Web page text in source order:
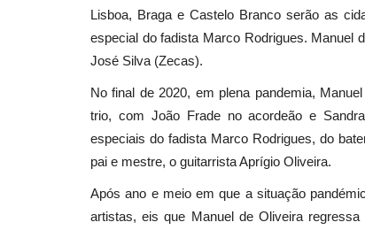
Lisboa, Braga e Castelo Branco serão as
especial do fadista Marco Rodrigues. Manuel
José Silva (Zecas).
No final de 2020, em plena pandemia,
trio, com João Frade no acordeão e
especiais do fadista Marco Rodrigues, do
pai e mestre, o guitarrista Aprígio Oliveira.
Após ano e meio em que a situação
artistas, eis que Manuel de Oliveira